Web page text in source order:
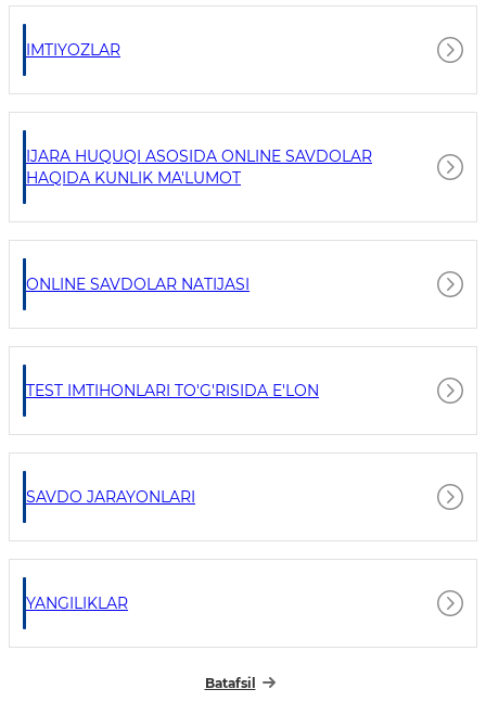
IMTIYOZLAR
IJARA HUQUQI ASOSIDA ONLINE SAVDOLAR
HAQIDA KUNLIK MA'LUMOT
ONLINE SAVDOLAR NATIJASI
TEST IMTIHONLARI TO'G'RISIDA E'LON
SAVDO JARAYONLARI
YANGILIKLAR
Batafsil